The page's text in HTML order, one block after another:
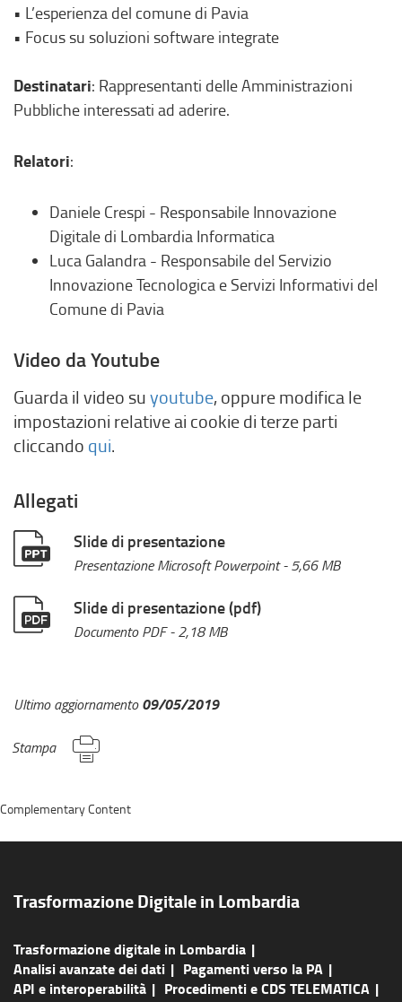
• L’esperienza del comune di Pavia
• Focus su soluzioni software integrate
Destinatari: Rappresentanti delle Amministrazioni
Pubbliche interessati ad aderire.
Relatori:
Daniele Crespi - Responsabile Innovazione
Digitale di Lombardia Informatica
Luca Galandra - Responsabile del Servizio
Innovazione Tecnologica e Servizi Informativi del
Comune di Pavia
Video da Youtube
Guarda il video suyoutube, oppure modifica le
impostazioni relative ai cookie di terze parti
cliccando qui.
Allegati
Slide di presentazione
Presentazione Microsoft Powerpoint- 5,66 MB
Slide di presentazione (pdf)
Documento PDF- 2,18 MB
Ultimo aggiornamento09/05/2019
Stampa
Trasformazione Digitale in Lombardia
Trasformazione digitale in Lombardia
Analisi avanzate dei dati
Pagamenti verso la PA
API e interoperabilità
Procedimenti e CDS TELEMATICA
Complementary Content